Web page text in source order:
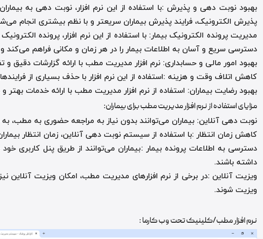
بهبود نوبت دهی و پذیرش :با استفاده از این نرم افزار، نوبت دهی به
پذیرش الکترونیک، فرایند پذیرش بیماران سریعتر و با نظم بیشتری انجام
مدیریت پرونده الکترونیک بیمار: با استفاده از این نرم افزار، پرونده
دسترسی سریع و آسان به اطلاعات بیمار را در هر زمان و مکانی فراهم
بهبود امور مالی و حسابداری: نرم افزار مدیریت مطب با ارائه گزارشات
کاهش اتلاف وقت و هزینه :استفاده از این نرم افزار با حذف بسیاری از
بهبود رضایت بیماران: استفاده از نرم افزار مدیریت مطب با ارائه خدمات
مزایای استفاده از نرم افزار مدیریت مطب برای بیماران:
نوبت دهی آنلاین: بیماران می‌توانند بدون نیاز به مراجعه حضوری به مطب،
کاهش زمان انتظار :با استفاده از سیستم نوبت دهی آنلاین، زمان انتظار
دسترسی به اطلاعات پرونده بیمار :بیماران می‌توانند از طریق پنل کاربری
داشته باشند.
ویزیت آنلاین :در برخی از نرم افزارهای مدیریت مطب، امکان ویزیت
ویزیت شوند.
نرم افزار مطب/کلینیک تحت وب کارما :